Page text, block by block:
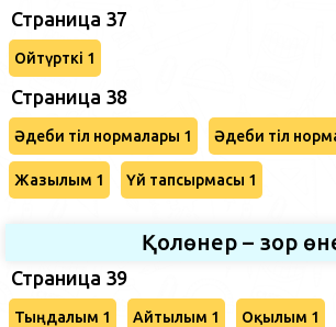
Страница 37
Ойтүрткі 1
Страница 38
Әдеби тіл нормалары 1 Әдеби тіл
Жазылым 1 Үй тапсырмасы 1
Қолөнер – зор
Страница 39
Тыңдалым 1 Айтылым 1 Оқылым 1